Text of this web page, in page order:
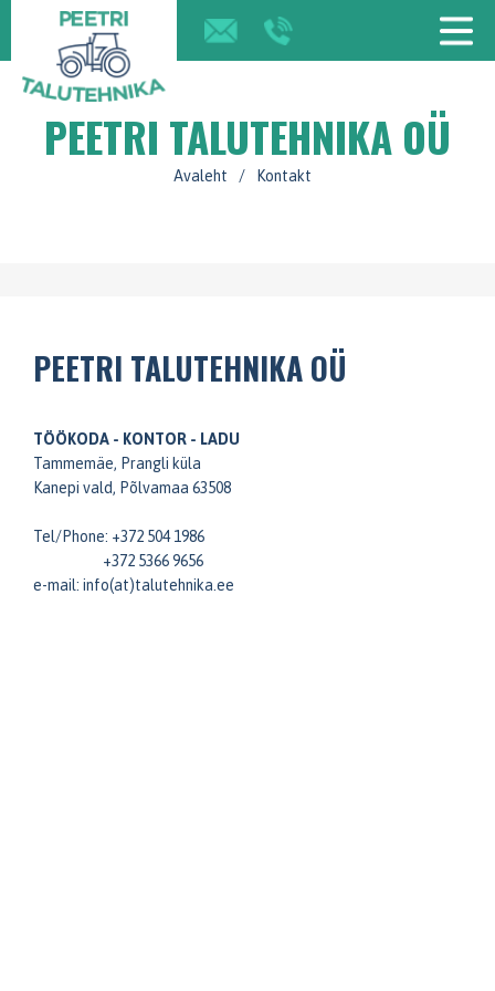
PEETRI TALUTEHNIKA OÜ
Avaleht / Kontakt
PEETRI TALUTEHNIKA OÜ
TÖÖKODA - KONTOR - LADU
Tammemäe, Prangli küla
Kanepi vald, Põlvamaa 63508
Tel/Phone: +372 504 1986
+372 5366 9656
e-mail: info(at)talutehnika.ee